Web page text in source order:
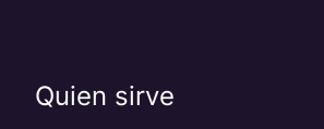
Quien sirve